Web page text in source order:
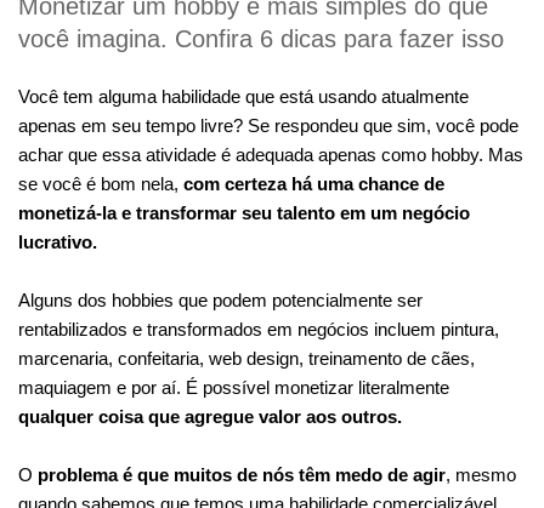
Monetizar um hobby é mais simples do que
você imagina. Confira 6 dicas para fazer isso
Você tem alguma habilidade que está usando atualmente
apenas em seu tempo livre? Se respondeu que sim, você pode
achar que essa atividade é adequada apenas como hobby. Mas
se você é bom nela, com certeza há uma chance de
monetizá-la e transformar seu talento em um negócio
lucrativo.
Alguns dos hobbies que podem potencialmente ser
rentabilizados e transformados em negócios incluem pintura,
marcenaria, confeitaria, web design, treinamento de cães,
qualquer coisa que agregue valor aos outros.
O problema é que muitos de nós têm medo de agir, mesmo